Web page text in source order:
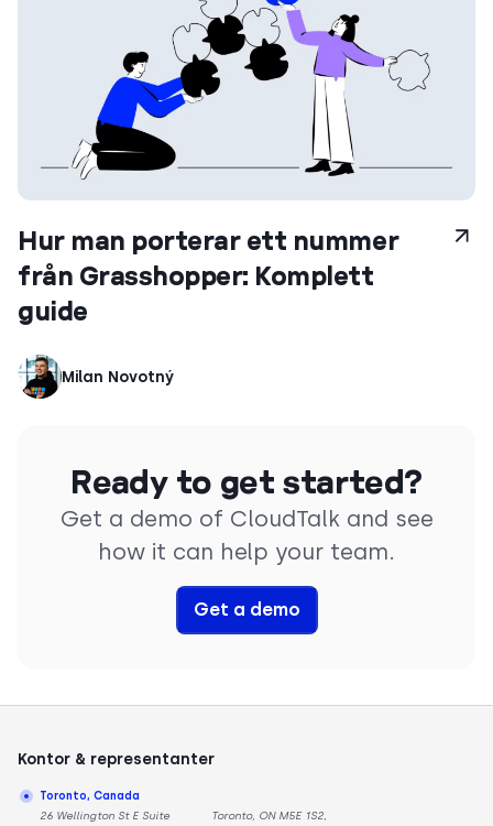
Hur man porterar ett nummer
från Grasshopper: Komplett
guide
Milan Novotný
Ready to get started?
Get a demo of CloudTalk and see
how it can help your team.
Get a demo
Kontor & representanter
Toronto, Canada
26 Wellington St E Suite
Toronto, ON M5E 1S2,